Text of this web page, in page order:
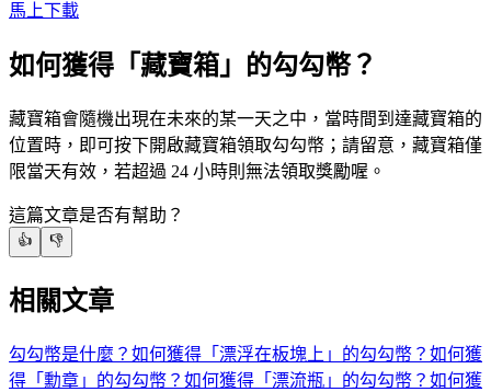
馬上下載
如何獲得「藏寶箱」的勾勾幣？
藏寶箱會隨機出現在未來的某一天之中，當時間到達藏寶箱的
位置時，即可按下開啟藏寶箱領取勾勾幣；請留意，藏寶箱僅
限當天有效，若超過 24 小時則無法領取獎勵喔。
這篇文章是否有幫助？
👍 👎
相關文章
勾勾幣是什麼？ 如何獲得「漂浮在板塊上」的勾勾幣？ 如何獲
得「勳章」的勾勾幣？ 如何獲得「漂流瓶」的勾勾幣？ 如何獲